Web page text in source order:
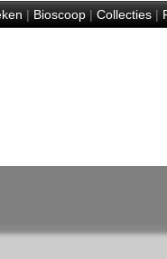
|Bioscoop|Collecties|